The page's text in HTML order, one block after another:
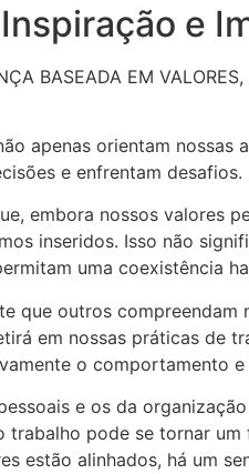
e
BASEADA EM
apenas orientam
e enfrentam desafios.
embora nossos valores
inseridos. Isso não
uma coexistência
que outros compreendam
em nossas práticas de
o comportamento e
e os da
pode se tornar
estão alinhados, há um